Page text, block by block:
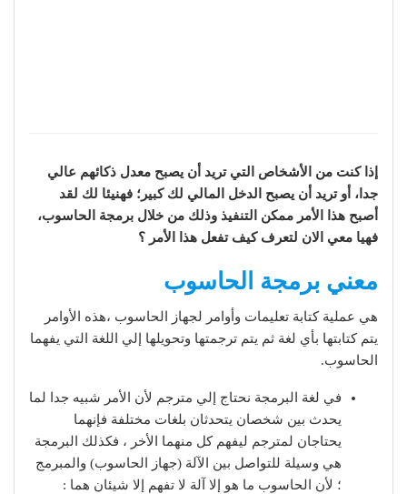
إذا كنت من الأشخاص التي تريد أن يصبح معدل ذكائهم عالي
جدا، أو تريد أن يصبح الدخل المالي لك كبير؛ فهنيئا لك لقد
أصبح هذا الأمر ممكن التنفيذ وذلك من خلال برمجة الحاسوب،
فهيا معي الان لتعرف كيف تفعل هذا الأمر ؟
معني برمجة الحاسوب
هي عملية كتابة تعليمات وأوامر لجهاز الحاسوب ،هذه الأوامر
يتم كتابتها بأي لغة ثم يتم ترجمتها وتحويلها إلي اللغة التي يفهما
الحاسوب.
في لغة البرمجة نحتاج إلي مترجم لأن الأمر شبيه جدا لما
يحدث بين شخصان يتحدثان بلغات مختلفة فإنهما
يحتاجان لمترجم ليفهم كل منهما الأخر ، فكذلك البرمجة
هي وسيلة للتواصل بين الآلة (جهاز الحاسوب) والمبرمج
؛ لأن الحاسوب ما هو إلا آلة لا تفهم إلا شيئان هما :